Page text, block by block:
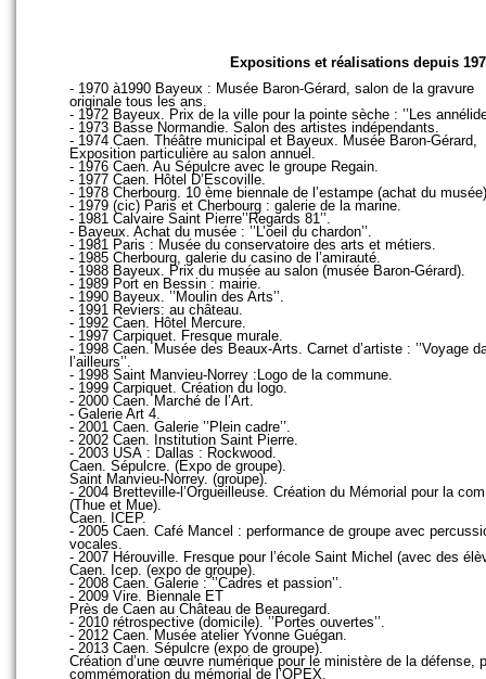
Expositions et réalisations depuis
- 1970 à1990 Bayeux : Musée Baron-Gérard, salon de la gravure
originale tous les ans.
- 1972 Bayeux. Prix de la ville pour la pointe sèche : ’’Les
- 1973 Basse Normandie. Salon des artistes indépendants.
- 1974 Caen. Théâtre municipal et Bayeux. Musée Baron-Gérard,
Exposition particulière au salon annuel.
- 1976 Caen. Au Sépulcre avec le groupe Regain.
- 1977 Caen. Hôtel D’Escoville.
- 1978 Cherbourg. 10 ème biennale de l’estampe (achat du
- 1979 (cic) Paris et Cherbourg : galerie de la marine.
- 1981 Calvaire Saint Pierre’’Regards 81’’.
- Bayeux. Achat du musée : ’’L’oeil du chardon’’.
- 1981 Paris : Musée du conservatoire des arts et métiers.
- 1985 Cherbourg, galerie du casino de l’amirauté.
- 1988 Bayeux. Prix du musée au salon (musée Baron-Gérard).
- 1989 Port en Bessin : mairie.
- 1990 Bayeux. ’’Moulin des Arts’’.
- 1991 Reviers: au château.
- 1992 Caen. Hôtel Mercure.
- 1997 Carpiquet. Fresque murale.
- 1998 Caen. Musée des Beaux-Arts. Carnet d’artiste : ’’Voyage
l’ailleurs’’.
- 1998 Saint Manvieu-Norrey :Logo de la commune.
- 1999 Carpiquet. Création du logo.
- 2000 Caen. Marché de l’Art.
- Galerie Art 4.
- 2001 Caen. Galerie ’’Plein cadre’’.
- 2002 Caen. Institution Saint Pierre.
- 2003 USA : Dallas : Rockwood.
Caen. Sépulcre. (Expo de groupe).
Saint Manvieu-Norrey. (groupe).
- 2004 Bretteville-l’Orgueilleuse. Création du Mémorial pour la
(Thue et Mue).
Caen. ICEP.
- 2005 Caen. Café Mancel : performance de groupe avec
vocales.
- 2007 Hérouville. Fresque pour l’école Saint Michel (avec des
Caen. Icep. (expo de groupe).
- 2008 Caen. Galerie : ’’Cadres et passion’’.
- 2009 Vire. Biennale ET
Près de Caen au Château de Beauregard.
- 2010 rétrospective (domicile). ’’Portes ouvertes’’.
- 2012 Caen. Musée atelier Yvonne Guégan.
- 2013 Caen. Sépulcre (expo de groupe).
Création d’une œuvre numérique pour le ministère de la défense,
commémoration du mémorial de l’OPEX.